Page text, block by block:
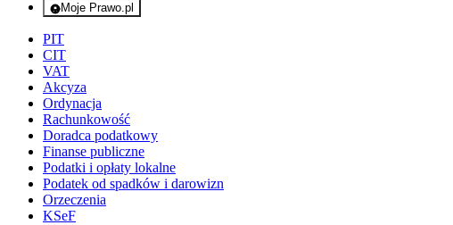
Moje Prawo.pl
- rejestracja i logowanie do serwisu
PIT
CIT
VAT
Akcyza
Ordynacja
Rachunkowość
Doradca podatkowy
Finanse publiczne
Podatki i opłaty lokalne
Podatek od spadków i darowizn
Orzeczenia
KSeF